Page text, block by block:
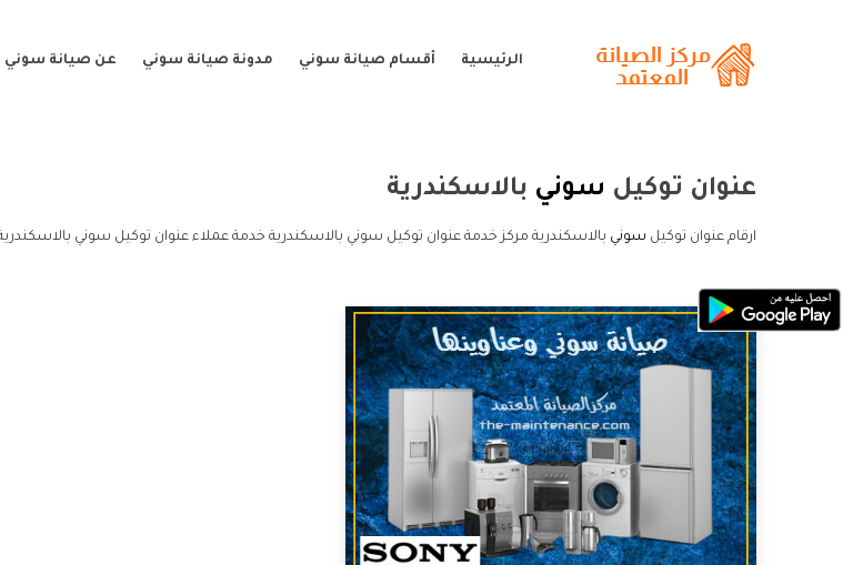
الرئيسية أقسام صيانة سوني مدونة صيانة سوني عن صيانة سوني
عنوان توكيل سوني بالاسكندرية
ارقام عنوان توكيل سوني بالاسكندرية مركز خدمة عنوان توكيل سوني بالاسكندرية خدمة عملاء عنوان توكيل سوني